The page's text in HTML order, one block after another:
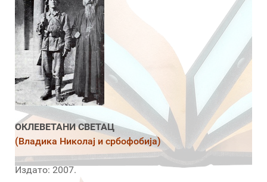
ОКЛЕВЕТАНИ СВЕТАЦ
(Владика Николај и србофобија)
Издато: 2007.